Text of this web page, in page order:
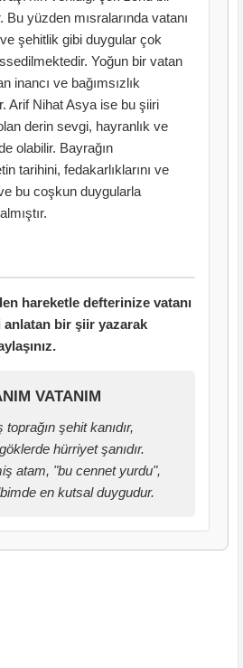
Bu yüzden mısralarında vatanı
şehitlik gibi duygular çok
Yoğun bir vatan
inancı ve bağımsızlık
Arif Nihat Asya ise bu şiiri
derin sevgi, hayranlık ve
olabilir. Bayrağın
tarihini, fedakarlıklarını ve
bu coşkun duygularla
hareketle defterinize vatanı
bir şiir yazarak
VATANIM
toprağın şehit kanıdır,
hürriyet şanıdır.
atam, "bu cennet yurdu",
en kutsal duygudur.